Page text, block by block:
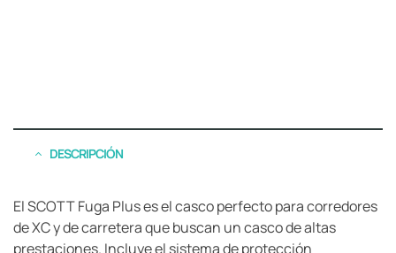
DESCRIPCIÓN
El SCOTT Fuga Plus es el casco perfecto para corredores
de XC y de carretera que buscan un casco de altas
prestaciones. Incluye el sistema de protección